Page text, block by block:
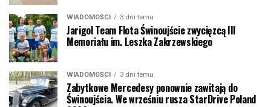
WIADOMOŚCI 3 dni temu
Jarigol Team Flota Świnoujście zwycięzcą III
Memoriału im. Leszka Zakrzewskiego
WIADOMOŚCI 3 dni temu
Zabytkowe Mercedesy ponownie zawitają do
Świnoujścia. We wrześniu rusza StarDrive Poland